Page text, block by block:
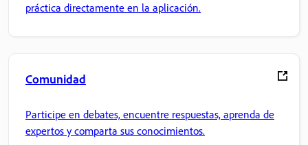
práctica directamente en la aplicación.
Comunidad
Participe en debates, encuentre respuestas, aprenda de
expertos y comparta sus conocimientos.